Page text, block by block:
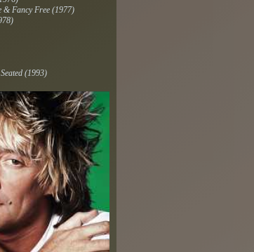
& Fancy Free (1977)
(1993)